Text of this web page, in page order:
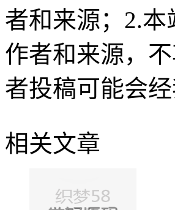
者和来源；2.
作者和来源，
者投稿可能会
相关文章